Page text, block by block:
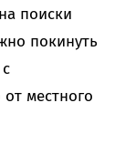
поиски
покинуть
местного